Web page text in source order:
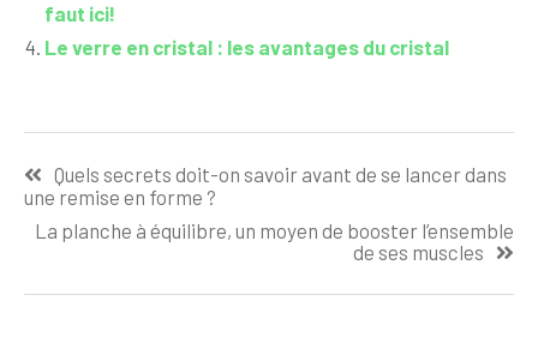
faut ici!
Le verre en cristal : les avantages du cristal
de
l’article
Quels secrets doit-on savoir avant de se lancer dans
une remise en forme ?
La planche à équilibre, un moyen de booster l’ensemble
de ses muscles